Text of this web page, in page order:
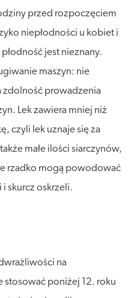
przed rozpoczęciem
niepłodności u kobiet i
jest nieznany.
maszyn: nie
zdolność prowadzenia
Lek zawiera mniej niż
czyli lek uznaje się za
małe ilości siarczynów,
rzadko mogą powodować
skurcz oskrzeli.
na
stosować poniżej 12. roku